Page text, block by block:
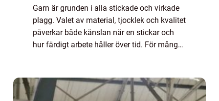
Garn är grunden i alla stickade och virkade
plagg. Valet av material, tjocklek och kvalitet
påverkar både känslan när en stickar och
hur färdigt arbete håller över tid. För många